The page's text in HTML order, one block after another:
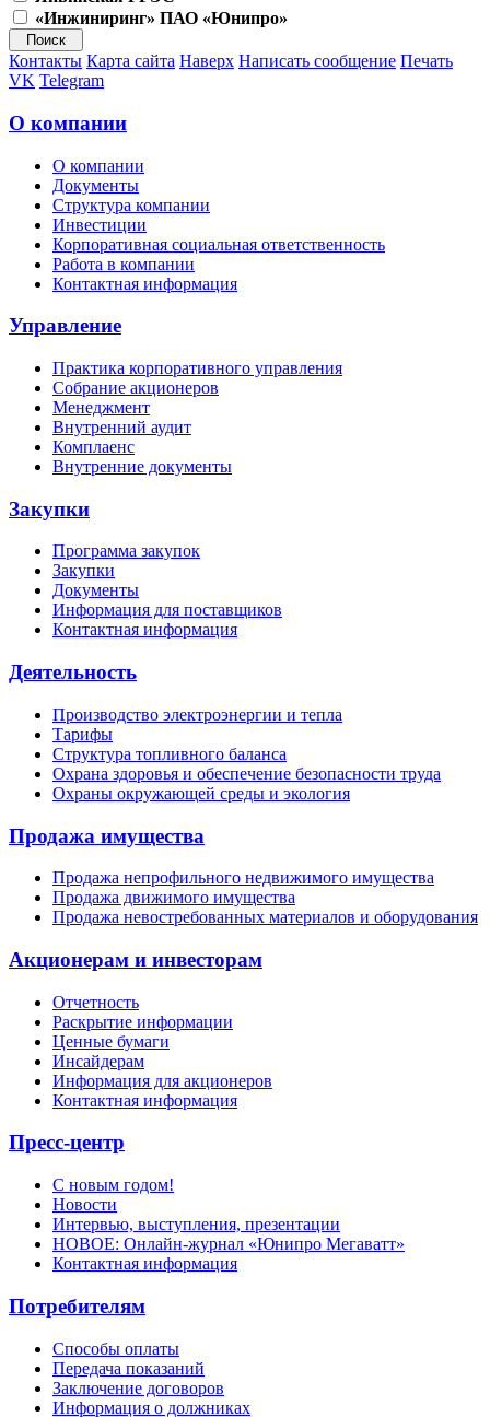
«Инжиниринг» ПАО «Юнипро»
Контакты Карта сайта Наверх Написать сообщение Печать
VK Telegram
О компании
О компании
Документы
Структура компании
Инвестиции
Корпоративная социальная ответственность
Работа в компании
Контактная информация
Управление
Практика корпоративного управления
Собрание акционеров
Менеджмент
Внутренний аудит
Комплаенс
Внутренние документы
Закупки
Программа закупок
Закупки
Документы
Информация для поставщиков
Контактная информация
Деятельность
Производство электроэнергии и тепла
Тарифы
Структура топливного баланса
Охрана здоровья и обеспечение безопасности труда
Охраны окружающей среды и экология
Продажа имущества
Продажа непрофильного недвижимого имущества
Продажа движимого имущества
Продажа невостребованных материалов и оборудования
Акционерам и инвесторам
Отчетность
Раскрытие информации
Ценные бумаги
Инсайдерам
Информация для акционеров
Контактная информация
Пресс-центр
С новым годом!
Новости
Интервью, выступления, презентации
НОВОЕ: Онлайн-журнал «Юнипро Мегаватт»
Контактная информация
Потребителям
Способы оплаты
Передача показаний
Заключение договоров
Информация о должниках